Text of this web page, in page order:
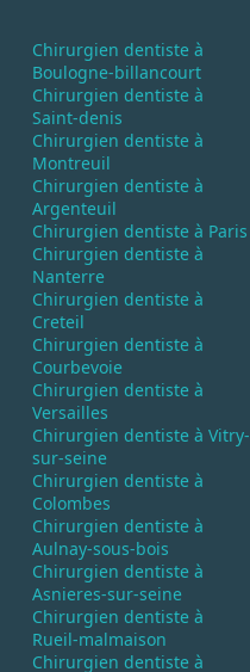
Chirurgien dentiste à
Boulogne-billancourt
Chirurgien dentiste à
Saint-denis
Chirurgien dentiste à
Montreuil
Chirurgien dentiste à
Argenteuil
Chirurgien dentiste à Paris
Chirurgien dentiste à
Nanterre
Chirurgien dentiste à
Creteil
Chirurgien dentiste à
Courbevoie
Chirurgien dentiste à
Versailles
Chirurgien dentiste à Vitry-
sur-seine
Chirurgien dentiste à
Colombes
Chirurgien dentiste à
Aulnay-sous-bois
Chirurgien dentiste à
Asnieres-sur-seine
Chirurgien dentiste à
Rueil-malmaison
Chirurgien dentiste à